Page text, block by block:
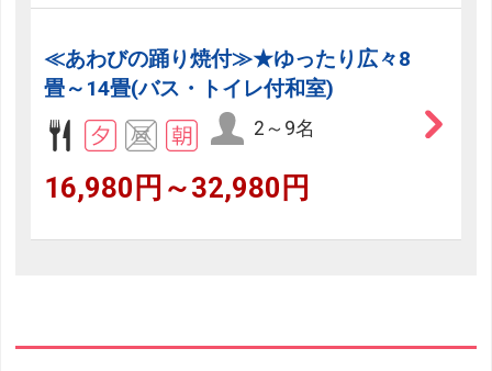
≪あわびの踊り焼付≫★ゆったり広々8
畳～14畳(バス・トイレ付和室)
2～9名
16,980円～32,980円